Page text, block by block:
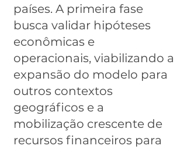
países. A primeira fase
busca validar hipóteses
econômicas e
operacionais, viabilizando a
expansão do modelo para
outros contextos
geográficos e a
mobilização crescente de
recursos financeiros para